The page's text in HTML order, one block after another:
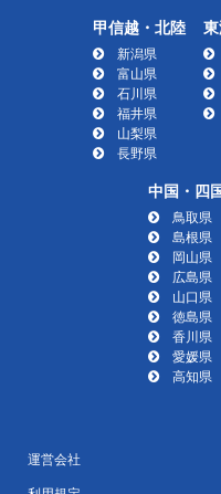
甲信越・北陸
新潟県
富山県
石川県
福井県
山梨県
長野県
中国・四
鳥取県
島根県
岡山県
広島県
山口県
徳島県
香川県
愛媛県
高知県
運営会社